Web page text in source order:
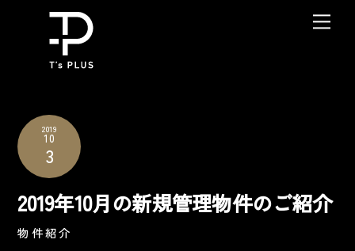
content
2019
10
3
2019年10月の新規管理物件のご紹介
物件紹介